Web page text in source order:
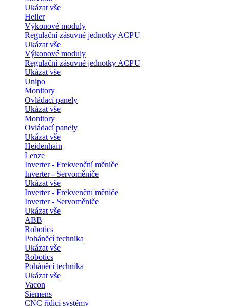
Ukázat vše
Heller
Výkonové moduly
Regulační zásuvné jednotky ACPU
Ukázat vše
Výkonové moduly
Regulační zásuvné jednotky ACPU
Ukázat vše
Unipo
Monitory
Ovládací panely
Ukázat vše
Monitory
Ovládací panely
Ukázat vše
Heidenhain
Lenze
Inverter - Frekvenční měniče
Inverter - Servoměniče
Ukázat vše
Inverter - Frekvenční měniče
Inverter - Servoměniče
Ukázat vše
ABB
Robotics
Poháněcí technika
Ukázat vše
Robotics
Poháněcí technika
Ukázat vše
Vacon
Siemens
CNC řídicí systémy